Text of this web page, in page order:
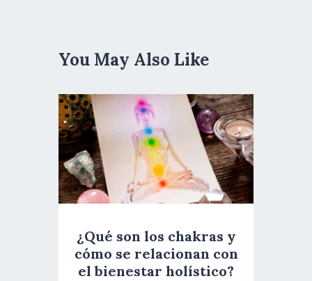
You May Also Like
¿Qué son los chakras y
cómo se relacionan con
el bienestar holístico?